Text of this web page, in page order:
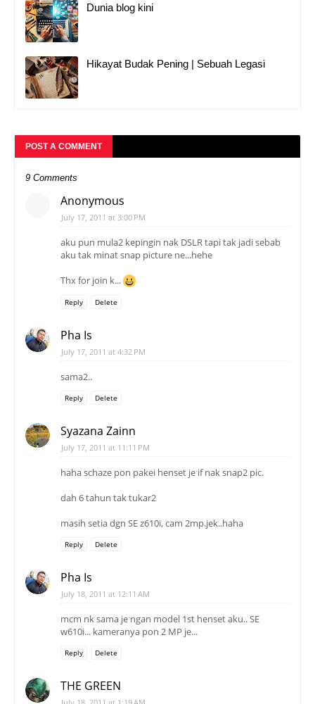
Dunia blog kini
Hikayat Budak Pening | Sebuah Legasi
POST A COMMENT
9 Comments
Anonymous
July 17, 2011 at 3:00 PM
aku pun mula2 kepingin nak DSLR tapi tak jadi sebab
aku tak minat snap picture ne...hehe
Thx for join k...
Reply Delete
Pha Is
July 17, 2011 at 4:32 PM
sama2..
Reply Delete
Syazana Zainn
July 17, 2011 at 11:11 PM
haha schaze pon pakei henset je if nak snap2 pic.
dah 6 tahun tak tukar2
masih setia dgn SE z610i, cam 2mp.jek..haha
Reply Delete
Pha Is
July 18, 2011 at 12:11 AM
mcm nk sama je ngan model 1st henset aku.. SE
w610i... kameranya pon 2 MP je...
Reply Delete
THE GREEN